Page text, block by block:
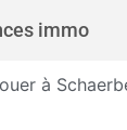
immo
à